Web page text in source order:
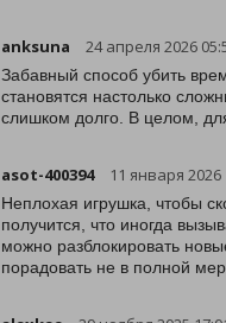
anksuna 24 апреля 2026
Забавный способ убить
становятся настолько
слишком долго. В целом,
asot-400394 11 января 2026
Неплохая игрушка, чтобы
получится, что иногда
можно разблокировать
порадовать не в полной